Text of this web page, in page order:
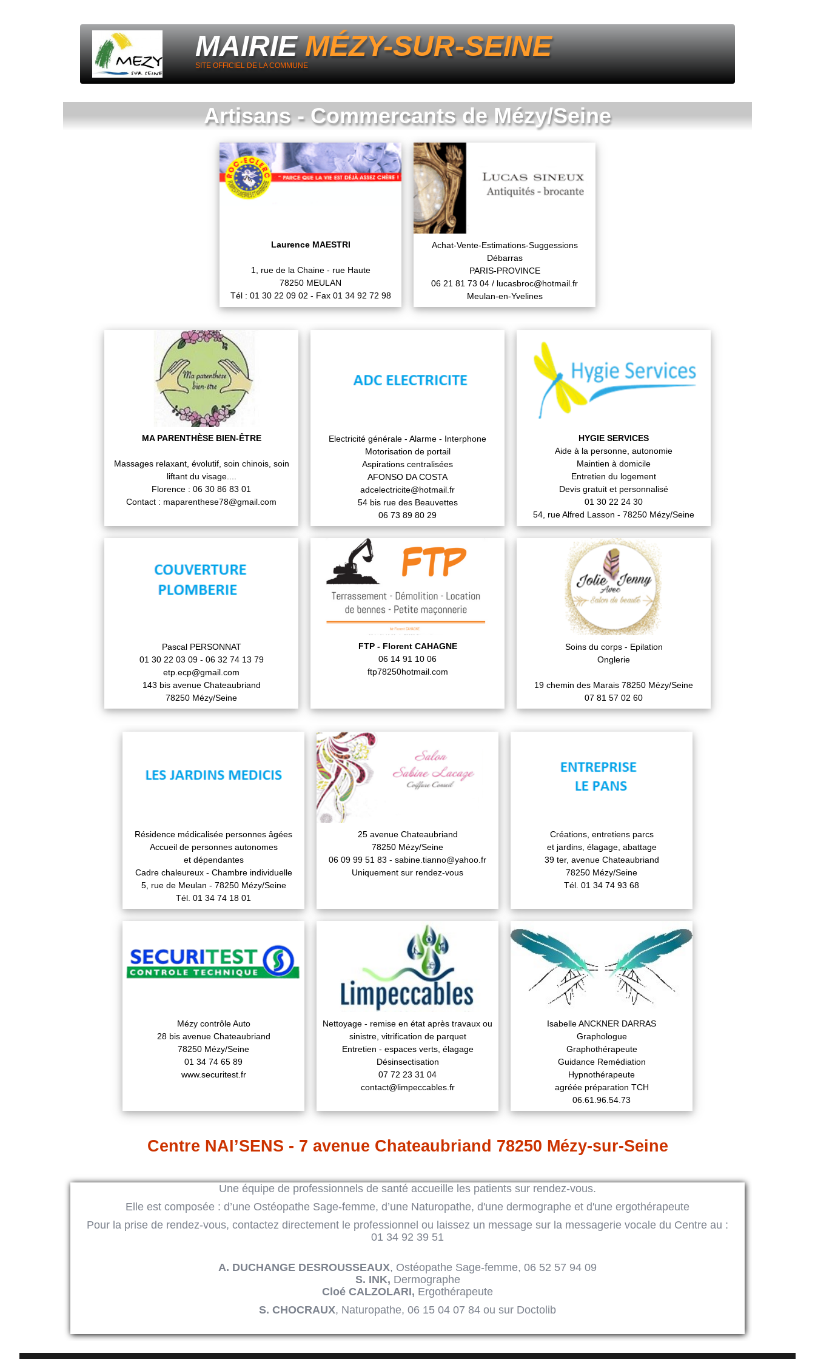
MAIRIEMÉZY-SUR-SEINE
SITE OFFICIEL DE LA COMMUNE
Artisans - Commercants de Mézy/Seine
Laurence MAESTRI
1, rue de la Chaine - rue Haute
78250 MEULAN
Tél : 01 30 22 09 02 - Fax 01 34 92 72 98
Achat-Vente-Estimations-Suggessions
Débarras
PARIS-PROVINCE
06 21 81 73 04 / lucasbroc@hotmail.fr
Meulan-en-Yvelines
MA PARENTHÈSE BIEN-ÊTRE
Massages relaxant, évolutif, soin chinois, soin
liftant du visage....
Florence : 06 30 86 83 01
Contact : maparenthese78@gmail.com
Electricité générale - Alarme - Interphone
Motorisation de portail
Aspirations centralisées
AFONSO DA COSTA
adcelectricite@hotmail.fr
54 bis rue des Beauvettes
06 73 89 80 29
HYGIE SERVICES
Aide à la personne, autonomie
Maintien à domicile
Entretien du logement
Devis gratuit et personnalisé
01 30 22 24 30
54, rue Alfred Lasson - 78250 Mézy/Seine
Pascal PERSONNAT
01 30 22 03 09 - 06 32 74 13 79
etp.ecp@gmail.com
143 bis avenue Chateaubriand
78250 Mézy/Seine
FTP - Florent CAHAGNE
06 14 91 10 06
ftp78250hotmail.com
Soins du corps - Epilation
Onglerie
19 chemin des Marais 78250 Mézy/Seine
07 81 57 02 60
Résidence médicalisée personnes âgées
Accueil de personnes autonomes
et dépendantes
Cadre chaleureux - Chambre individuelle
5, rue de Meulan - 78250 Mézy/Seine
Tél. 01 34 74 18 01
25 avenue Chateaubriand
78250 Mézy/Seine
06 09 99 51 83 - sabine.tianno@yahoo.fr
Uniquement sur rendez-vous
Créations, entretiens parcs
et jardins, élagage, abattage
39 ter, avenue Chateaubriand
78250 Mézy/Seine
Tél. 01 34 74 93 68
Mézy contrôle Auto
28 bis avenue Chateaubriand
78250 Mézy/Seine
01 34 74 65 89
www.securitest.fr
Nettoyage - remise en état après travaux ou
sinistre, vitrification de parquet
Entretien - espaces verts, élagage
Désinsectisation
07 72 23 31 04
contact@limpeccables.fr
Isabelle ANCKNER DARRAS
Graphologue
Graphothérapeute
Guidance Remédiation
Hypnothérapeute
agréée préparation TCH
06.61.96.54.73
Centre NAI’SENS - 7 avenue Chateaubriand 78250 Mézy-sur-Seine
Une équipe de professionnels de santé accueille les patients sur rendez-vous.
Elle est composée : d’une Ostéopathe Sage-femme, d’une Naturopathe, d'une dermographe et d'une ergothérapeute
Pour la prise de rendez-vous, contactez directement le professionnel ou laissez un message sur la messagerie vocale du Centre au :
01 34 92 39 51
A. DUCHANGE DESROUSSEAUX, Ostéopathe Sage-femme, 06 52 57 94 09
S. INK, Dermographe
Cloé CALZOLARI, Ergothérapeute
S. CHOCRAUX, Naturopathe, 06 15 04 07 84 ou sur Doctolib